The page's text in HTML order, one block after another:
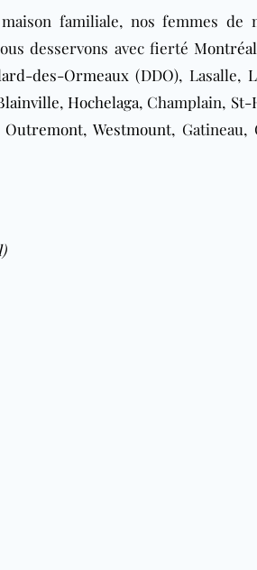
familiale, nos femmes de
desservons avec fierté Montréal
des-Ormeaux (DDO), Lasalle,
, Hochelaga, Champlain, St-
Outremont, Westmount, Gatineau,
)